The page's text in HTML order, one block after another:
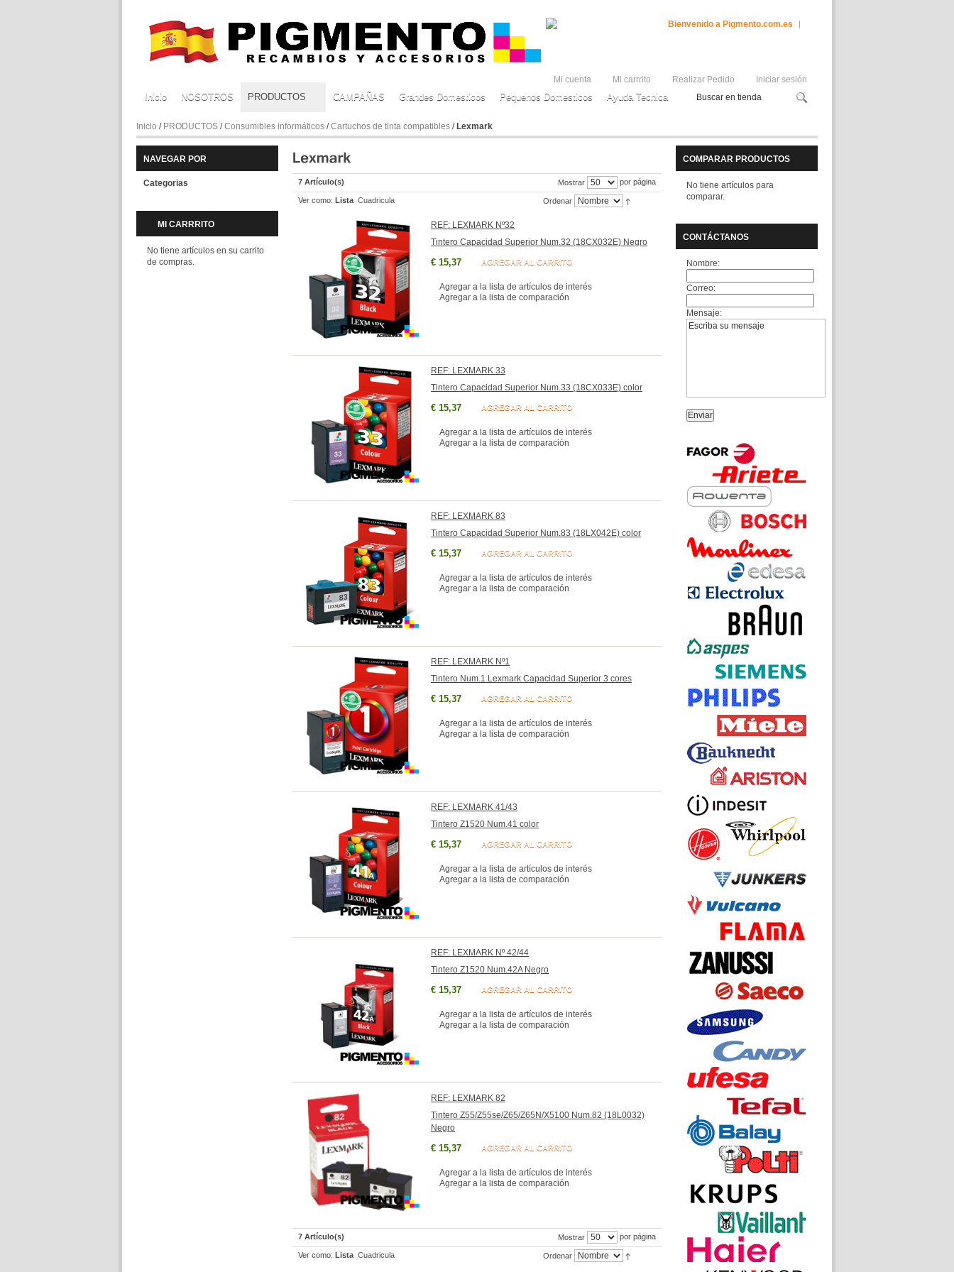
Bienvenido a Pigmento.com.es
Mi cuenta Mi carrrito Realizar Pedido Iniciar sesión
Inicio NOSOTROS PRODUCTOS CAMPAÑAS Grandes Domesticos Pequenos Domesticos Ayuda Tecnica
Inicio / PRODUCTOS /Consumibles informáticos /Cartuchos de tinta compatibles / Lexmark
NAVEGAR POR
Categorias
MI CARRRITO
No tiene artículos en su carrito
de compras.
7 Artículo(s) Mostrar por página
Ver como: Lista Cuadricula Ordenar
REF: LEXMARK Nº32
Tintero Capacidad Superior Num.32 (18CX032E) Negro
€ 15,37 AGREGAR AL CARRITO
Agregar a la lista de artículos de interés
Agregar a la lista de comparación
REF: LEXMARK 33
Tintero Capacidad Superior Num.33 (18CX033E) color
€ 15,37 AGREGAR AL CARRITO
Agregar a la lista de artículos de interés
Agregar a la lista de comparación
REF: LEXMARK 83
Tintero Capacidad Superior Num.83 (18LX042E) color
€ 15,37 AGREGAR AL CARRITO
Agregar a la lista de artículos de interés
Agregar a la lista de comparación
REF: LEXMARK Nº1
Tintero Num.1 Lexmark Capacidad Superior 3 cores
€ 15,37 AGREGAR AL CARRITO
Agregar a la lista de artículos de interés
Agregar a la lista de comparación
REF: LEXMARK 41/43
Tintero Z1520 Num.41 color
€ 15,37 AGREGAR AL CARRITO
Agregar a la lista de artículos de interés
Agregar a la lista de comparación
REF: LEXMARK Nº 42/44
Tintero Z1520 Num.42A Negro
€ 15,37 AGREGAR AL CARRITO
Agregar a la lista de artículos de interés
Agregar a la lista de comparación
REF: LEXMARK 82
Tintero Z55/Z55se/Z65/Z65N/X5100 Num.82 (18L0032)
Negro
€ 15,37 AGREGAR AL CARRITO
Agregar a la lista de artículos de interés
Agregar a la lista de comparación
7 Artículo(s) Mostrar por página
Ver como: Lista Cuadricula Ordenar
COMPARAR PRODUCTOS
No tiene artículos para
comparar.
CONTÁCTANOS
Nombre:
Correo:
Mensaje: